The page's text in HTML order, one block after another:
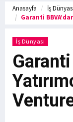
Anasayfa
İş Dünyası
Garanti
İş Dünyası